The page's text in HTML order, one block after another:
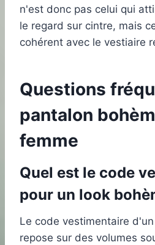
n'est donc pas celui qui
le regard sur cintre, mais
cohérent avec le vestiaire
Questions
pantalon
femme
Quel est le code
pour un look
Le code vestimentaire
repose sur des volumes